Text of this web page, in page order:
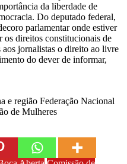
da liberdade de
Do deputado federal,
parlamentar onde estiver
os direitos constitucionais de
aos jornalistas o direito ao livre
do dever de informar,
e região Federação Nacional
de Mulheres